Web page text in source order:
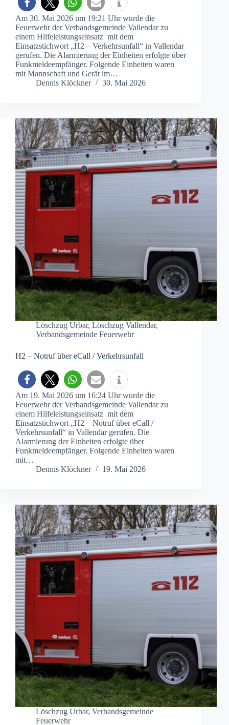
Am 30. Mai 2026 um 19:21 Uhr wurde die
Feuerwehr der Verbandsgemeinde Vallendar zu
einem Hilfeleistungseinsatz mit dem
Einsatzstichwort „H2 – Verkehrsunfall“ in Vallendar
gerufen. Die Alarmierung der Einheiten erfolgte über
Funkmeldeempfänger. Folgende Einheiten waren
mit Mannschaft und Gerät im…
Dennis Klöckner
30. Mai 2026
Löschzug Urbar, Löschzug Vallendar,
Verbandsgemeinde Feuerwehr
H2 – Notruf über eCall / Verkehrsunfall
Am 19. Mai 2026 um 16:24 Uhr wurde die
Feuerwehr der Verbandsgemeinde Vallendar zu
einem Hilfeleistungseinsatz mit dem
Einsatzstichwort „H2 – Notruf über eCall /
Verkehrsunfall“ in Vallendar gerufen. Die
Alarmierung der Einheiten erfolgte über
Funkmeldeempfänger. Folgende Einheiten waren
mit…
Dennis Klöckner
19. Mai 2026
Löschzug Urbar, Verbandsgemeinde
Feuerwehr